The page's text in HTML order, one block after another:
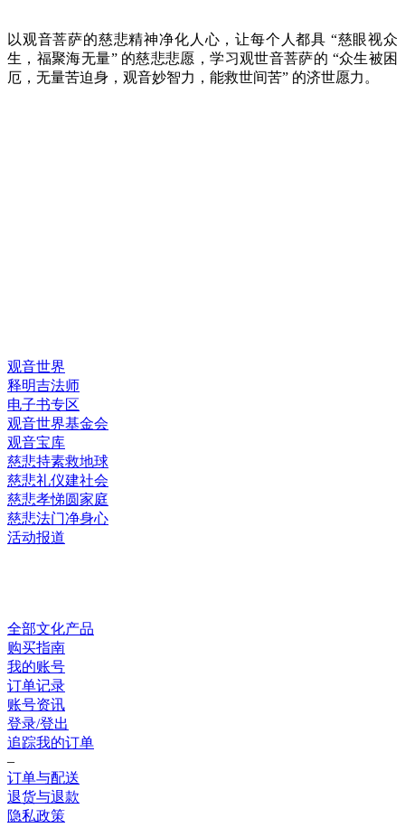
以观音菩萨的慈悲精神净化人心，让每个人都具 “慈眼视众
生，福聚海无量” 的慈悲悲愿，学习观世音菩萨的 “众生被困
厄，无量苦迫身，观音妙智力，能救世间苦” 的济世愿力。
观音世界
释明吉法师
电子书专区
观音世界基金会
观音宝库
慈悲持素救地球
慈悲礼仪建社会
慈悲孝悌圆家庭
慈悲法门净身心
活动报道
全部文化产品
购买指南
我的账号
订单记录
账号资讯
登录/登出
追踪我的订单
–
订单与配送
退货与退款
隐私政策